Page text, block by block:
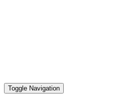
Toggle Navigation